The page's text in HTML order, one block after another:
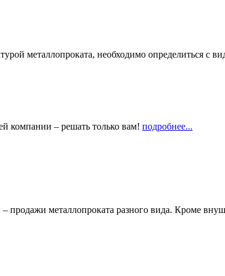
металлопроката, необходимо определиться с
компании – решать только вам! подробнее...
металлопроката разного вида. Кроме